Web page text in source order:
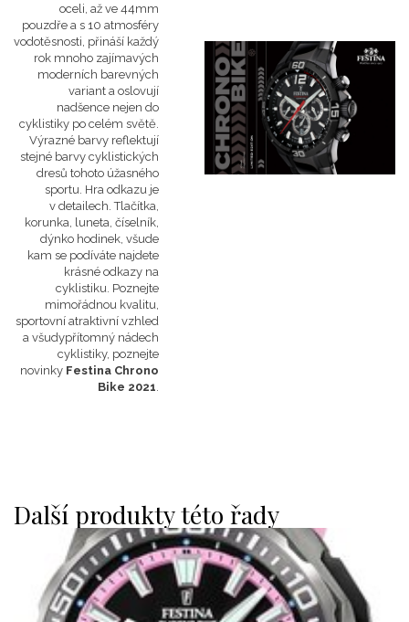
oceli, až ve 44mm
pouzdře a s 10 atmosféry
vodotěsnosti, přináší každý
rok mnoho zajímavých
moderních barevných
variant a oslovují
nadšence nejen do
cyklistiky po celém světě.
Výrazné barvy reflektují
stejné barvy cyklistických
dresů tohoto úžasného
sportu. Hra odkazu je
v detailech. Tlačítka,
korunka, luneta, číselník,
dýnko hodinek, všude
kam se podíváte najdete
krásné odkazy na
cyklistiku. Poznejte
mimořádnou kvalitu,
sportovní atraktivní vzhled
a všudypřítomný nádech
cyklistiky, poznejte
novinky Festina Chrono
Bike 2021
Další produkty této řady